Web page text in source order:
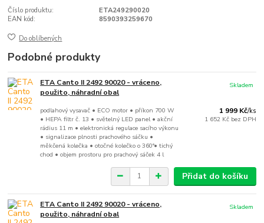
Číslo produktu:
ETA249290020
EAN kód:
8590393259670
Do oblíbených
Podobné produkty
ETA Canto II 2492 90020 - vráceno,
použito, náhradní obal
podlahový vysavač • ECO motor • příkon 700 W
• HEPA filtr č. 13 • světelný LED panel • akční
rádius 11 m • elektronická regulace sacího výkonu
• signalizace plnosti prachového sáčku •
měkčená kolečka • otočné kolečko o 360°• tichý
chod • objem prostoru pro prachový sáček 4 l
1 999 Kč/ks
1 652 Kč bez DPH
Skladem
Přidat do košíku
ETA Canto II 2492 90020 - vráceno,
použito, náhradní obal
Skladem